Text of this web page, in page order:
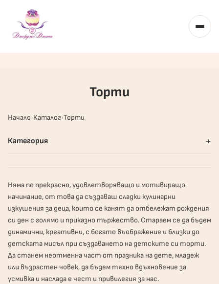
Торти
Начало Каталог Торти
Категория +
Няма по прекрасно, удовлетворяващо и мотивиращо
начинание, от това да създаваш сладки кулинарни
изкушения за деца, които се канят да отбележат рождения
си ден с голямо и приказно тържество. Стараем се да бъдем
динамични, креативни, с богато въображение и близки до
детската мисъл при създаването на детските си торти.
Да станем неотменна част от празника на дете, младеж
или възрастен човек, да бъдем тяхно вдъхновение за
усмивка и наслада е чест и привилегия за нас.